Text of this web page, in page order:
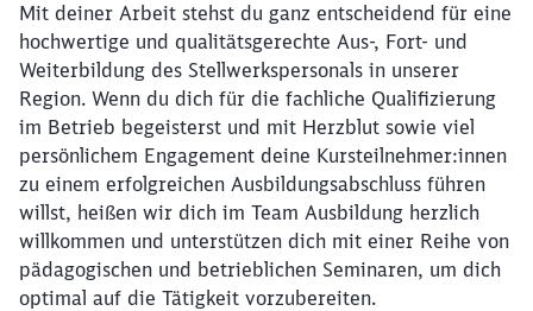
Mit deiner Arbeit stehst du ganz entscheidend für eine
hochwertige und qualitätsgerechte Aus-, Fort- und
Weiterbildung des Stellwerkspersonals in unserer
Region. Wenn du dich für die fachliche Qualifizierung
im Betrieb begeisterst und mit Herzblut sowie viel
persönlichem Engagement deine Kursteilnehmer:innen
zu einem erfolgreichen Ausbildungsabschluss führen
willst, heißen wir dich im Team Ausbildung herzlich
willkommen und unterstützen dich mit einer Reihe von
pädagogischen und betrieblichen Seminaren, um dich
optimal auf die Tätigkeit vorzubereiten.